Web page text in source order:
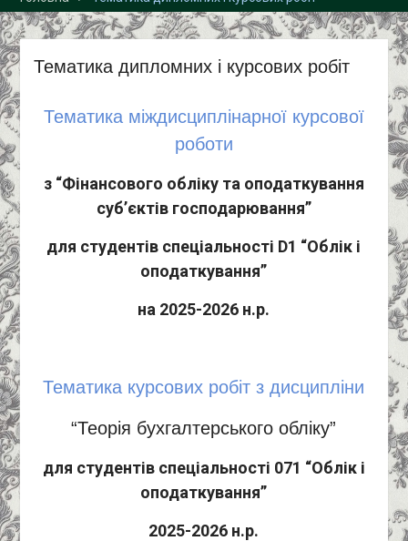
спеціальність «Облік і
оподаткування»!
Тематика дипломних і курсових робіт
Тематика міждисциплінарної курсової
роботи
з “Фінансового обліку та оподаткування
суб’єктів господарювання”
для студентів спеціальності D1 “Облік і
оподаткування”
на 2025-2026 н.р.
Тематика курсових робіт з дисципліни
“Теорія бухгалтерського обліку”
для студентів спеціальності 071 “Облік і
оподаткування”
2025-2026 н.р.